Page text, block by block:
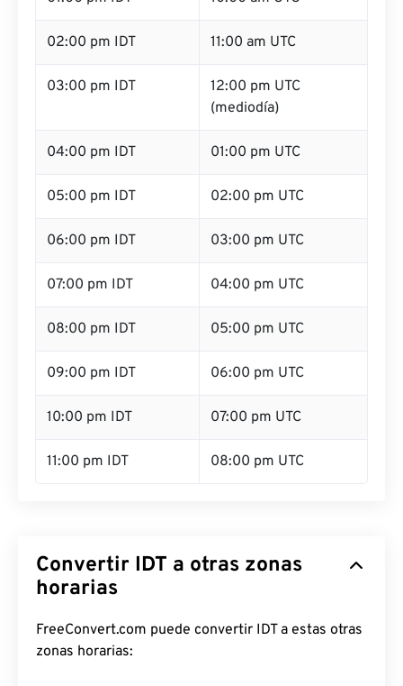
02:00 pm IDT 11:00 am UTC
03:00 pm IDT
12:00 pm UTC
(mediodía)
04:00 pm IDT 01:00 pm UTC
05:00 pm IDT 02:00 pm UTC
06:00 pm IDT 03:00 pm UTC
07:00 pm IDT 04:00 pm UTC
08:00 pm IDT 05:00 pm UTC
09:00 pm IDT 06:00 pm UTC
10:00 pm IDT 07:00 pm UTC
11:00 pm IDT 08:00 pm UTC
Convertir IDT a otras zonas
horarias
FreeConvert.com puede convertir IDT a estas otras
zonas horarias: